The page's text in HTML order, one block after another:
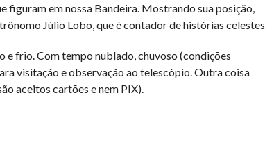
figuram em nossa Bandeira. Mostrando sua posição,
Júlio Lobo, que é contador de histórias celestes.
e frio. Com tempo nublado, chuvoso (condições
visitação e observação ao telescópio. Outra coisa
aceitos cartões e nem PIX).